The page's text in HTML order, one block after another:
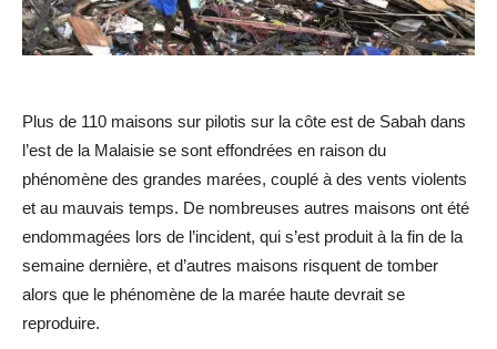
Plus de 110 maisons sur pilotis sur la côte est de Sabah dans
l’est de la Malaisie se sont effondrées en raison du
phénomène des grandes marées, couplé à des vents violents
et au mauvais temps. De nombreuses autres maisons ont été
endommagées lors de l’incident, qui s’est produit à la fin de la
semaine dernière, et d’autres maisons risquent de tomber
alors que le phénomène de la marée haute devrait se
reproduire.